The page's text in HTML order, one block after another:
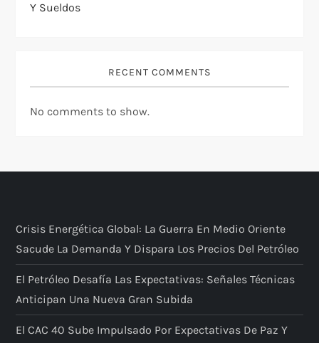
Y Sueldos
RECENT COMMENTS
No comments to show.
Crisis Energética Global: La Guerra En Medio Oriente
Sacude La Demanda Y Dispara Los Precios Del Petróleo
El Petróleo Desafía Las Expectativas: Señales Técnicas
Anticipan Una Nueva Gran Subida
El CAC 40 Sube Impulsado Por Expectativas De Paz Y